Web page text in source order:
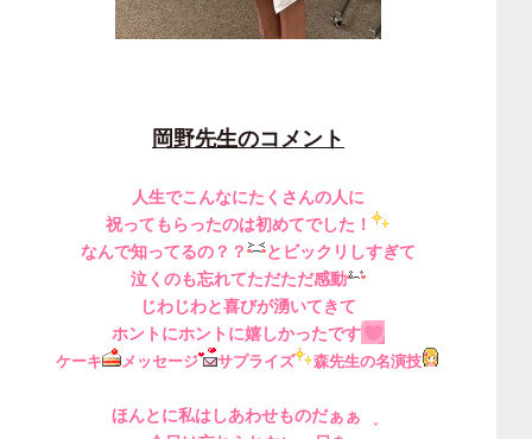
岡野先生のコメント
人生でこんなにたくさんの人に
祝ってもらったのは初めてでした！
なんで知ってるの？？
とビックリしすぎて
泣くのも忘れてただただ感動
じわじわと喜びが湧いてきて
ホントにホントに嬉しかったです
ケーキ メッセージ サプライズ 森先生の名演技
ほんとに私はしあわせものだぁぁ